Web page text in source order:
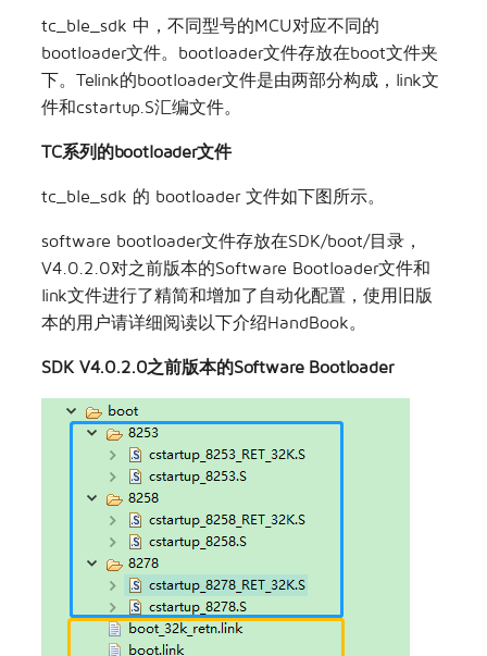
tc_ble_sdk 中，不同型号的MCU对应不同的
bootloader文件。bootloader文件存放在boot文件夹
下。Telink的bootloader文件是由两部分构成，link文
件和cstartup.S汇编文件。
TC系列的bootloader文件
tc_ble_sdk 的 bootloader 文件如下图所示。
software bootloader文件存放在SDK/boot/目录，
V4.0.2.0对之前版本的Software Bootloader文件和
link文件进行了精简和增加了自动化配置，使用旧版
本的用户请详细阅读以下介绍HandBook。
SDK V4.0.2.0之前版本的Software Bootloader